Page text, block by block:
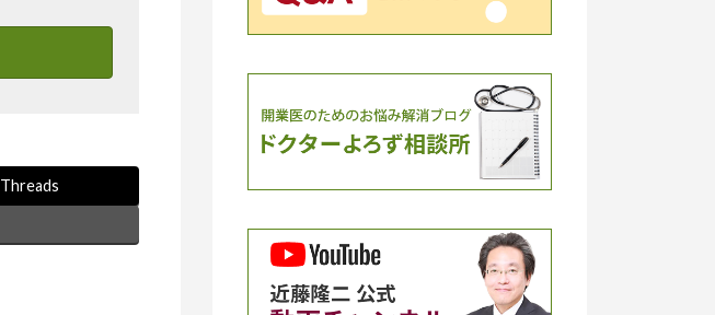
Threads